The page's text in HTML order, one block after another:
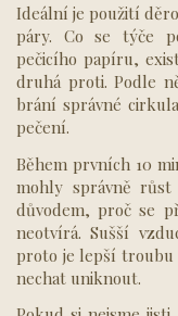
Ideální je použití
páry. Co se týče
pečicího papíru,
druhá proti. Podle
brání správné
pečení.
Během prvních 10
mohly správně
důvodem, proč se
neotvírá. Sušší
proto je lepší troubu
nechat uniknout.